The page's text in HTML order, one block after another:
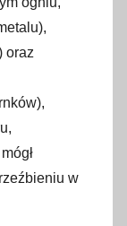
oraz
w